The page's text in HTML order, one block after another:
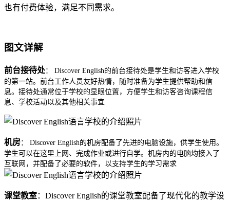
也有付费体验，满足不同需求。
图文详解
前台接待处： Discover English的前台接待处是学生和访客进入学校
的第一站。前台工作人员友好热情，随时准备为学生提供帮助和信
息。接待处通常位于学校的显眼位置，方便学生和访客咨询课程信
息、学校活动以及其他相关事宜
机房： Discover English的机房配备了先进的电脑设施，供学生使用。
学生可以在这里上网、完成作业或进行自学。机房内的电脑均接入了
互联网，并配备了必要的软件，以支持学生的学习需求
课堂教室：Discover English的课堂教室配备了现代化的教学设